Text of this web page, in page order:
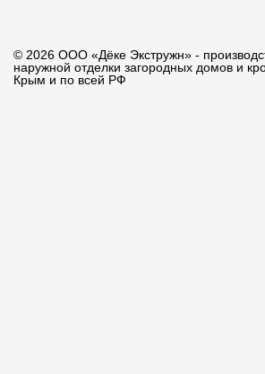
© 2026 ООО «Дёке Экстружн» -
наружной отделки загородных домов и
Крым и по всей РФ